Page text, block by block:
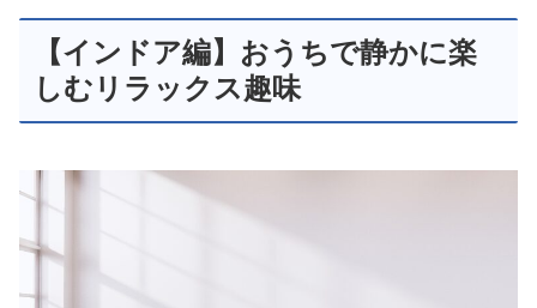
【インドア編】おうちで静かに楽
しむリラックス趣味